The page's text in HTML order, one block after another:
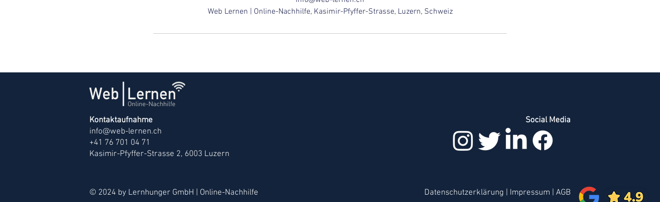
Web Lernen | Online-Nachhilfe, Kasimir-Pfyffer-Strasse, Luzern, Schweiz
Kontaktaufnahme
info@web-lernen.ch
+41 76 701 04 71
Kasimir-Pfyffer-Strasse 2, 6003 Luzern
© 2024 by Lernhunger GmbH | Online-Nachhilfe
Social Media
Datenschutzerklärung | Impressum | AGB